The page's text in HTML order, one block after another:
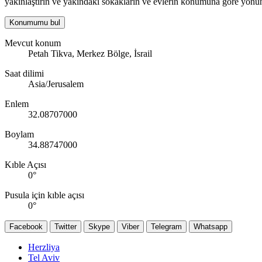
Konumumu bul
Mevcut konum
Petah Tikva, Merkez Bölge, İsrail
Saat dilimi
Asia/Jerusalem
Enlem
32.08707000
Boylam
34.88747000
Kıble Açısı
0°
Pusula için kıble açısı
0°
Facebook Twitter Skype Viber Telegram Whatsapp
Herzliya
Tel Aviv